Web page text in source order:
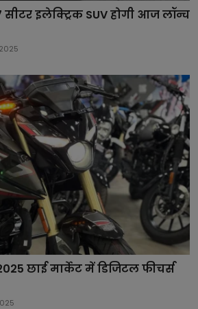
सीटर इलेक्ट्रिक SUV होगी आज लॉन्च
छाई मार्केट में डिजिटल फीचर्स